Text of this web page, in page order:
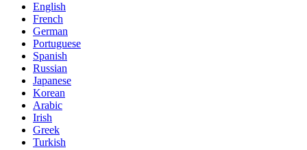
English
French
German
Portuguese
Spanish
Russian
Japanese
Korean
Arabic
Irish
Greek
Turkish